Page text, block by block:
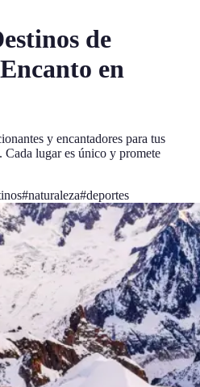
de
en
y encantadores para tus
Cada lugar es único y promete
#naturaleza#deportes